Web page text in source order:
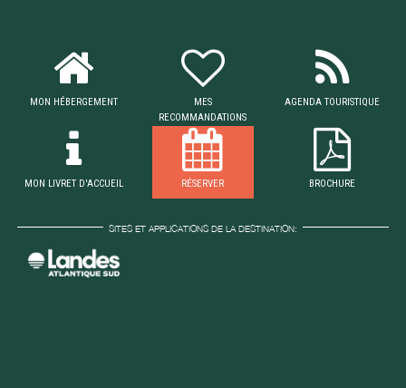
MON HÉBERGEMENT
MES
RECOMMANDATIONS
AGENDA TOURISTIQUE
MON LIVRET D'ACCUEIL RÉSERVER BROCHURE
SITES ET APPLICATIONS DE LA DESTINATION: